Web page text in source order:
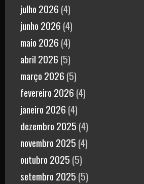
julho 2026 (4)
junho 2026 (4)
maio 2026 (4)
abril 2026 (5)
março 2026 (5)
fevereiro 2026 (4)
janeiro 2026 (4)
dezembro 2025 (4)
novembro 2025 (4)
outubro 2025 (5)
setembro 2025 (5)